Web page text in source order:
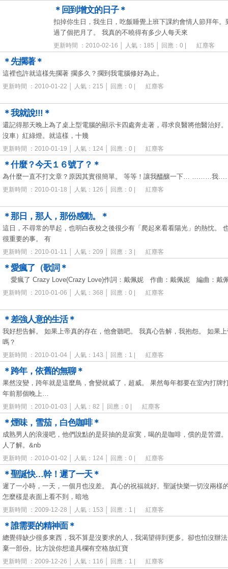
＊回到增文的日子＊
扣掉你生日，我生日，吃飯睡覺上班下課約會情人節拜年
過了個把月了。 我真的不曉得有多少人每天來
更新時間 ：2010-02-16 │ 人氣：185 │ 回應：0 | 紅塵客
＊先擱著＊
這裡也許就這樣先擱著 擱多久？擱到我電腦修好為止。
更新時間 ：2010-01-22 │ 人氣：215 │ 回應：0 | 紅塵客
＊我就說!!!＊
還記得那天晚上為了桌上型電腦的顯示卡四處奔走著，尋求良醫將他醫治好
沒車）紅綠燈。就這樣，十幾
更新時間 ：2010-01-19 │ 人氣：124 │ 回應：0 | 紅塵客
＊什麼？今天１６號了？＊
為什麼一直不打文章？原因其實很簡單。 等等！讓我醞釀一下… ………
更新時間 ：2010-01-18 │ 人氣：126 │ 回應：0 | 紅塵客
＊那日，那人，那份感動。＊
這日，不尋常的早起，也明白夜校之後很少有「爬起來看看陽光」的熱忱。
很重要的事。 有
更新時間 ：2010-01-11 │ 人氣：209 │ 回應：3 | 紅塵客
＊愛瘋了（歌詞＊
愛瘋了 Crazy Love(Crazy Love)作詞：戴佩妮 作曲：戴佩妮 編曲：戴
更新時間 ：2010-01-06 │ 人氣：368 │ 回應：0 | 紅塵客
＊差強人意的生活＊
我好想告解。 如果上帝真的存在，他會聽吧。 我真心告解，我抱怨。 如果
嗎？
更新時間 ：2010-01-04 │ 人氣：143 │ 回應：1 | 紅塵客
＊跨年，依舊的無聊＊
果然沒變，跨年就是這麼鳥，會變就威了，超威。 果然每年都要在室內打牌
年前那個晚上…
更新時間 ：2010-01-03 │ 人氣：82 │ 回應：0 | 紅塵客
＊煙味，雪茄，白色咖啡＊
成熟男人的浪漫吧，他們說點的是菸抽的是寂寞，喝的是咖啡，償的是苦澀
人了解。&nb
更新時間 ：2010-01-02 │ 人氣：124 │ 回應：0 | 紅塵客
＊聖誕快…幹！遲了一天＊
遲了一小時，一天，一個月也沒差。 真心的祝福就好。聖誕快樂一切沒兩樣
怎麼樣是表面上看不到，暗地
更新時間 ：2009-12-28 │ 人氣：153 │ 回應：1 | 紅塵客
＊誰需要的精神面＊
總覺得缺少很多東西，我不算是沒要求的人，我渴望得到更多。卻也怕沒辦
棄一部份。比方說你想道具欄有空格放紅寶
更新時間 ：2009-12-26 │ 人氣：116 │ 回應：1 | 紅塵客